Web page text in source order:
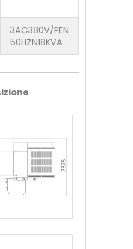
3AC380V/PEN
50HZN18KVA